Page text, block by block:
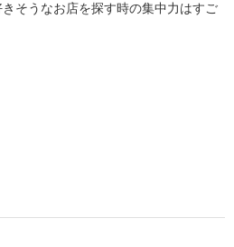
そうなお店を探す時の集中力はすご